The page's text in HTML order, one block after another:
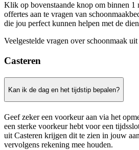
Klik op bovenstaande knop om binnen
offertes aan te vragen van
die jou perfect kunnen helpen met de
Veelgestelde vragen over schoonmaak uit
Casteren
Kan ik de dag en het tijdstip bepalen?
Geef zeker een voorkeur aan via het
een sterke voorkeur hebt voor een
uit Casteren krijgen dit te zien in jouw
vervolgens rekening mee houden.